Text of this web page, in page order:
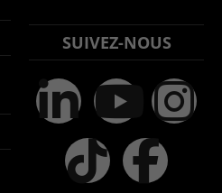
SUIVEZ-NOUS